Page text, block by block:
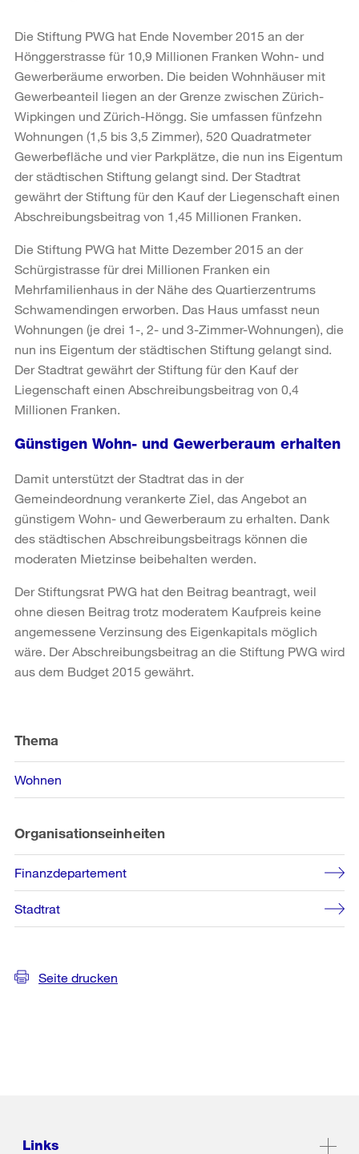
Die Stiftung PWG hat Ende November 2015 an der
Hönggerstrasse für 10,9 Millionen Franken Wohn- und
Gewerberäume erworben. Die beiden Wohnhäuser mit
Gewerbeanteil liegen an der Grenze zwischen Zürich-
Wipkingen und Zürich-Höngg. Sie umfassen fünfzehn
Wohnungen (1,5 bis 3,5 Zimmer), 520 Quadratmeter
Gewerbefläche und vier Parkplätze, die nun ins Eigentum
der städtischen Stiftung gelangt sind. Der Stadtrat
gewährt der Stiftung für den Kauf der Liegenschaft einen
Abschreibungsbeitrag von 1,45 Millionen Franken.
Die Stiftung PWG hat Mitte Dezember 2015 an der
Schürgistrasse für drei Millionen Franken ein
Mehrfamilienhaus in der Nähe des Quartierzentrums
Schwamendingen erworben. Das Haus umfasst neun
Wohnungen (je drei 1-, 2- und 3-Zimmer-Wohnungen), die
nun ins Eigentum der städtischen Stiftung gelangt sind.
Der Stadtrat gewährt der Stiftung für den Kauf der
Liegenschaft einen Abschreibungsbeitrag von 0,4
Millionen Franken.
Günstigen Wohn- und Gewerberaum erhalten
Damit unterstützt der Stadtrat das in der
Gemeindeordnung verankerte Ziel, das Angebot an
günstigem Wohn- und Gewerberaum zu erhalten. Dank
des städtischen Abschreibungsbeitrags können die
moderaten Mietzinse beibehalten werden.
Der Stiftungsrat PWG hat den Beitrag beantragt, weil
ohne diesen Beitrag trotz moderatem Kaufpreis keine
angemessene Verzinsung des Eigenkapitals möglich
wäre. Der Abschreibungsbeitrag an die Stiftung PWG wird
aus dem Budget 2015 gewährt.
Informationen
Thema
Wohnen
Organisationseinheiten
Finanzdepartement
Stadtrat
Seite drucken
Links